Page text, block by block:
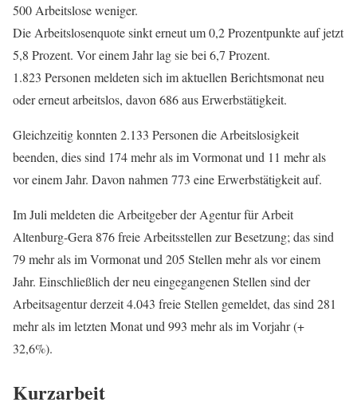
500 Arbeitslose weniger.
Die Arbeitslosenquote sinkt erneut um 0,2 Prozentpunkte auf jetzt
5,8 Prozent. Vor einem Jahr lag sie bei 6,7 Prozent.
1.823 Personen meldeten sich im aktuellen Berichtsmonat neu
oder erneut arbeitslos, davon 686 aus Erwerbstätigkeit.
Gleichzeitig konnten 2.133 Personen die Arbeitslosigkeit
beenden, dies sind 174 mehr als im Vormonat und 11 mehr als
vor einem Jahr. Davon nahmen 773 eine Erwerbstätigkeit auf.
Im Juli meldeten die Arbeitgeber der Agentur für Arbeit
Altenburg-Gera 876 freie Arbeitsstellen zur Besetzung; das sind
79 mehr als im Vormonat und 205 Stellen mehr als vor einem
Jahr. Einschließlich der neu eingegangenen Stellen sind der
Arbeitsagentur derzeit 4.043 freie Stellen gemeldet, das sind 281
mehr als im letzten Monat und 993 mehr als im Vorjahr (+
32,6%).
Kurzarbeit